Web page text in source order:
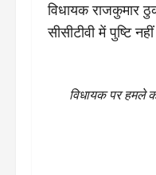
विधायक राजकुमार
सीसीटीवी में पुष्टि
विधायक पर हमले